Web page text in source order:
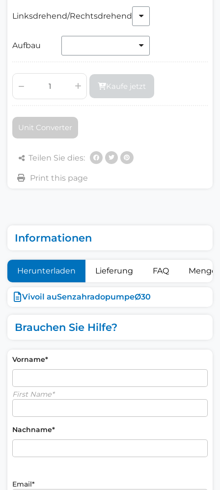
Linksdrehend/Rechtsdrehend
Aufbau
Kaufe jetzt
Unit Converter
Teilen Sie dies:
Informationen
Herunterladen Lieferung FAQ
Vivoil auSenzahradopumpeØ30
Brauchen Sie Hilfe?
Vorname*
First Name*
Nachname*
Email*